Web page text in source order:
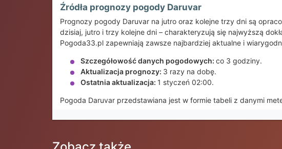
Źródła prognozy pogody Daruvar
Prognozy pogody Daruvar na jutro oraz kolejne trzy dni są
dzisiaj, jutro i trzy kolejne dni – charakteryzują się najwyższą
Pogoda33.pl zapewniają zawsze najbardziej aktualne i
Szczegółowość danych pogodowych: co 3 godziny.
Aktualizacja prognozy: 3 razy na dobę.
Ostatnia aktualizacja: 1 styczeń 02:00.
Pogoda Daruvar przedstawiana jest w formie tabeli z danymi